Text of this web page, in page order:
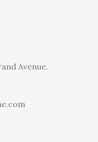
Avenue.